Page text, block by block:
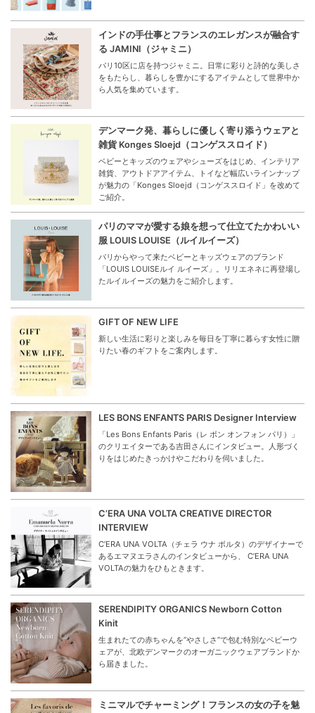
インドの手仕事とフランスのエレガンスが融合す
る JAMINI（ジャミニ）
パリ10区に店を持つジャミニ。日常に彩りと詩的な美しさ
をもたらし、暮らしを豊かにするアイテムとして世界中か
ら人気を集めています。
デンマーク発、暮らしに優しく寄り添うウェアと
雑貨 Konges Sloejd（コンゲススロイド）
ベビーとキッズのウェアやシューズをはじめ、インテリア
雑貨、アウトドアアイテム、トイなど幅広いラインナップ
が魅力の「Konges Sloejd（コンゲススロイド」を改めて
ご紹介。
パリのママが愛する娘を想って仕立てたかわいい
服 LOUIS LOUISE（ルイルイーズ）
パリからやって来たベビーとキッズウェアのブランド
「LOUIS LOUISEルイ ルイーズ」。リリエネネに再登場し
たルイルイーズの魅力をご紹介します。
GIFT OF NEW LIFE
新しい生活に彩りと楽しみを毎日を丁寧に暮らす女性に贈
りたい春のギフトをご案内します。
LES BONS ENFANTS PARIS Designer Interview
「Les Bons Enfants Paris（レ ボン オンフォン パリ）」
のクリエイターである吉田さんにインタビュー。人形づく
りをはじめたきっかけやこだわりを伺いました。
C’ERA UNA VOLTA CREATIVE DIRECTOR
INTERVIEW
C’ERA UNA VOLTA（チェラ ウナ ボルタ）のデザイナーで
あるエマヌエラさんのインタビューから、 C’ERA UNA
VOLTAの魅力をひもときます。
SERENDIPITY ORGANICS Newborn Cotton
Kinit
生まれたての赤ちゃんを“やさしさ”で包む特別なベビーウ
ェアが、北欧デンマークのオーガニックウェアブランドか
ら届きました。
ミニマルでチャーミング！フランスの女の子を魅